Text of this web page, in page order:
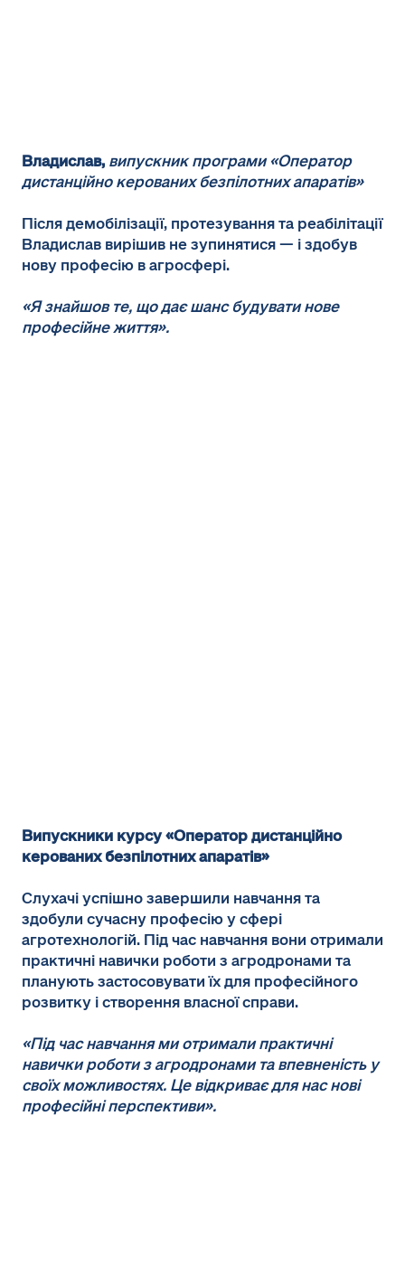
Владислав, випускник програми «Оператор
дистанційно керованих безпілотних апаратів»
Після демобілізації, протезування та реабілітації
Владислав вирішив не зупинятися — і здобув
нову професію в агросфері.
«Я знайшов те, що дає шанс будувати нове
професійне життя».
Випускники курсу «Оператор дистанційно
керованих безпілотних апаратів»
Слухачі успішно завершили навчання та
здобули сучасну професію у сфері
агротехнологій. Під час навчання вони отримали
практичні навички роботи з агродронами та
планують застосовувати їх для професійного
розвитку і створення власної справи.
«Під час навчання ми отримали практичні
навички роботи з агродронами та впевненість у
своїх можливостях. Це відкриває для нас нові
професійні перспективи».